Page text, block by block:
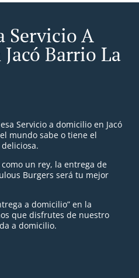
Servicio A
Barrio La
Servicio a domicilio en Jacó
mundo sabe o tiene el
un rey, la entrega de
Burgers será tu mejor
a domicilio” en la
que disfrutes de nuestro
a domicilio.